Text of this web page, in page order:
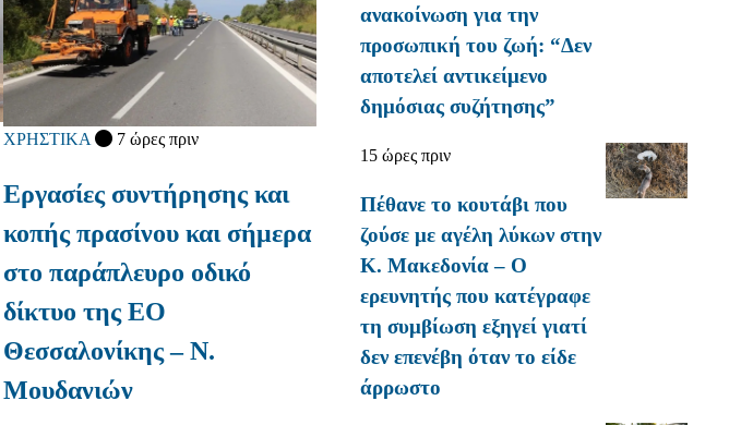
ΧΡΗΣΤΙΚΑ 7 ώρες πριν
Εργασίες συντήρησης και
κοπής πρασίνου και σήμερα
στο παράπλευρο οδικό
δίκτυο της ΕΟ
Θεσσαλονίκης – Ν.
Μουδανιών
ανακοίνωση για την
προσωπική του ζωή: “Δεν
αποτελεί αντικείμενο
δημόσιας συζήτησης”
15 ώρες πριν
Πέθανε το κουτάβι που
ζούσε με αγέλη λύκων στην
Κ. Μακεδονία – Ο
ερευνητής που κατέγραφε
τη συμβίωση εξηγεί γιατί
δεν επενέβη όταν το είδε
άρρωστο